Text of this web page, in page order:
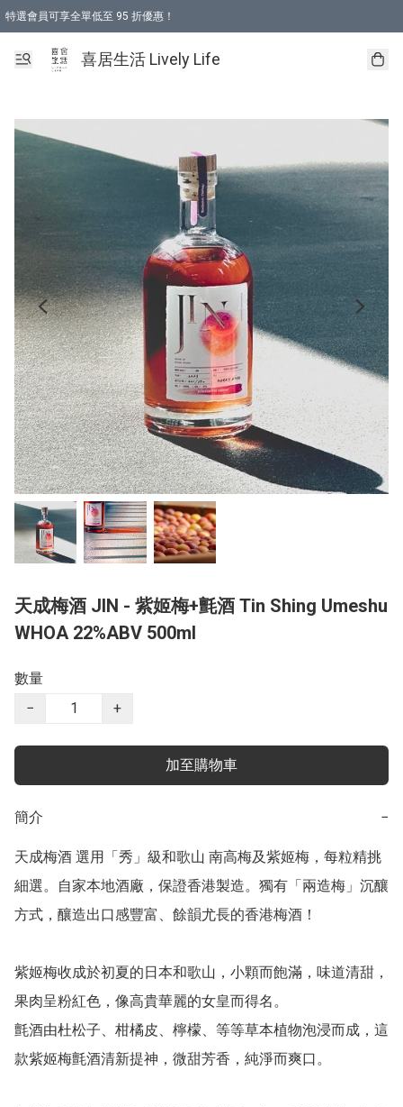
特選會員可享全單低至 95 折優惠！
購物折後滿$600免運費優惠 (減價貨品除外）
購物折後滿$320 即可免費於「順豐站」或「順豐智能櫃」自提點取貨 （冷凍食品
喜居生活 Lively Life
天成梅酒 JIN - 紫姬梅+氈酒 Tin Shing Umeshu
WHOA 22%ABV 500ml
數量
−
+
加至購物車
簡介 −
天成梅酒 選用「秀」級和歌山 南高梅及紫姬梅，每粒精挑
細選。自家本地酒廠，保證香港製造。獨有「兩造梅」沉釀
方式，釀造出口感豐富、餘韻尤長的香港梅酒！
紫姬梅收成於初夏的日本和歌山，小顆而飽滿，味道清甜，
果肉呈粉紅色，像高貴華麗的女皇而得名。
氈酒由杜松子、柑橘皮、檸檬、等等草本植物泡浸而成，這
款紫姬梅氈酒清新提神，微甜芳香，純淨而爽口。